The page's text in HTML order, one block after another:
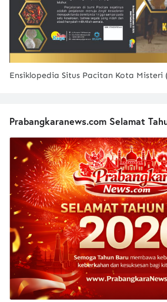
Ensiklopedia Situs Pacitan Kota Misteri
Prabangkaranews.com Selamat